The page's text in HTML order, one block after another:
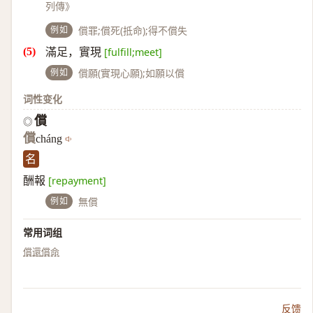
列傳》
例如 償罪;償死(抵命);得不償失
滿足，實現 [fulfill;meet]
例如
償願(實現心願);如願以償
词性变化
◎ 償
償cháng
名
酬報 [repayment]
例如 無償
常用词组
償還償命
反馈